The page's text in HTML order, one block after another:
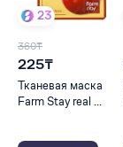
23
360₸
225₸
Тканевая маска
Farm Stay real ...